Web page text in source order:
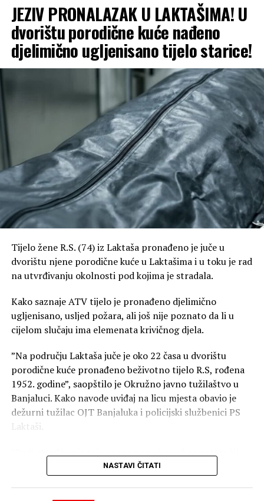
JEZIV PRONALAZAK U LAKTAŠIMA! U
dvorištu porodične kuće nađeno
djelimično ugljenisano tijelo starice!
Tijelo žene R.S. (74) iz Laktaša pronađeno je juče u
dvorištu njene porodične kuće u Laktašima i u toku je rad
na utvrđivanju okolnosti pod kojima je stradala.
Kako saznaje ATV tijelo je pronađeno djelimično
ugljenisano, usljed požara, ali još nije poznato da li u
cijelom slučaju ima elemenata krivičnog djela.
”Na području Laktaša juče je oko 22 časa u dvorištu
porodične kuće pronađeno beživotno tijelo R.S, rođena
1952. godine”, saopštilo je Okružno javno tužilaštvo u
Banjaluci. Kako navode uviđaj na licu mjesta obavio je
dežurni tužilac OJT Banjaluka i policijski službenici PS
Laktaši.
je naložio da se izvrši obdukcija beživotnog tijela koja će
NASTAVI ČITATI